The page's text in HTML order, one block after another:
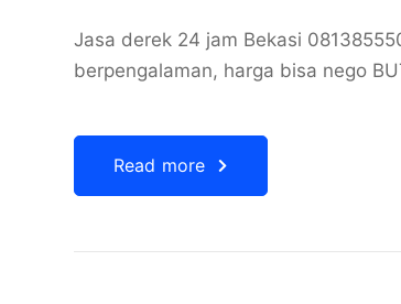
Jasa derek 24 jam Bekasi
berpengalaman, harga bisa nego
Read more